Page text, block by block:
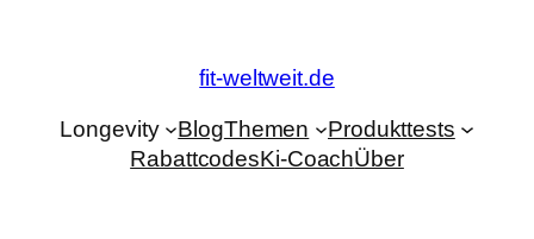
fit-weltweit.de
Longevity BlogThemen
Produkttests
RabattcodesKi-CoachÜber